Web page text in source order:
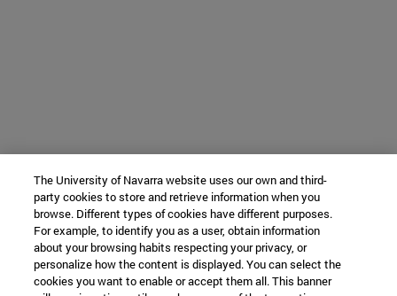
The University of Navarra website uses our own and third-
party cookies to store and retrieve information when you
browse. Different types of cookies have different purposes.
For example, to identify you as a user, obtain information
about your browsing habits respecting your privacy, or
personalize how the content is displayed. You can select the
cookies you want to enable or accept them all. This banner